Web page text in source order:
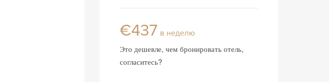
€437 в неделю
Это дешевле, чем бронировать отель,
согласитесь?